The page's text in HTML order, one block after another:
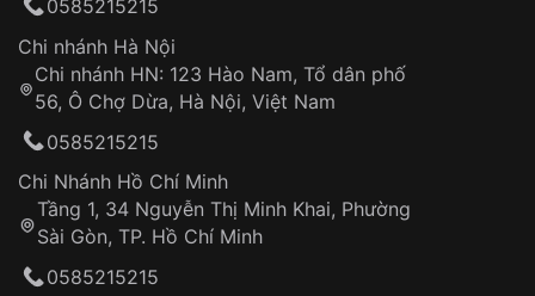
0585215215
Chi nhánh Hà Nội
Chi nhánh HN: 123 Hào Nam, Tổ dân phố
56, Ô Chợ Dừa, Hà Nội, Việt Nam
0585215215
Chi Nhánh Hồ Chí Minh
Tầng 1, 34 Nguyễn Thị Minh Khai, Phường
Sài Gòn, TP. Hồ Chí Minh
0585215215